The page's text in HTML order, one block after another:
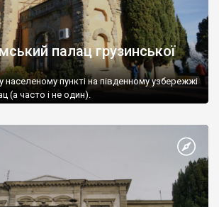
палац грузинської
пункті на південному узбережжі
(а часто і не один).